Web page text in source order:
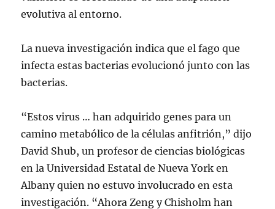
evolutiva al entorno.
La nueva investigación indica que el fago que
infecta estas bacterias evolucionó junto con las
bacterias.
“Estos virus … han adquirido genes para un
camino metabólico de la células anfitrión,” dijo
David Shub, un profesor de ciencias biológicas
en la Universidad Estatal de Nueva York en
Albany quien no estuvo involucrado en esta
investigación. “Ahora Zeng y Chisholm han